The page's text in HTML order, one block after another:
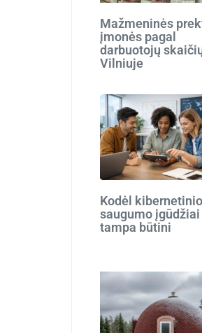
Mažmeninės
įmonės pagal
darbuotojų
Vilniuje
Kodėl kibernetinio
saugumo įgūdžiai
tampa būtini